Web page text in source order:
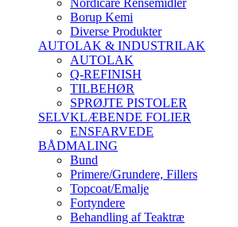
Borup Kemi
Diverse Produkter
AUTOLAK & INDUSTRILAK
AUTOLAK
Q-REFINISH
TILBEHØR
SPRØJTE PISTOLER
SELVKLÆBENDE FOLIER
ENSFARVEDE
BÅDMALING
Bund
Primere/Grundere, Fillers
Topcoat/Emalje
Fortyndere
Behandling af Teaktræ